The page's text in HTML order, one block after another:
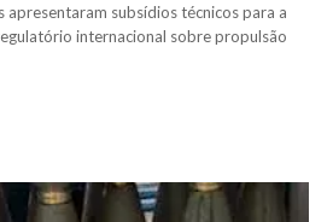
apresentaram subsídios técnicos para a
internacional sobre propulsão